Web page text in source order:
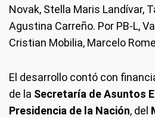
Novak, Stella Maris Landívar,
Agustina Carreño. Por PB-L,
Cristian Mobilia, Marcelo
El desarrollo contó con
de la Secretaría de Asuntos
Presidencia de la Nación, del